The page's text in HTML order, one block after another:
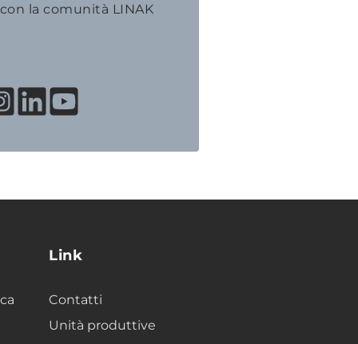
la comunità LINAK
Link
Contatti
Unità produttive